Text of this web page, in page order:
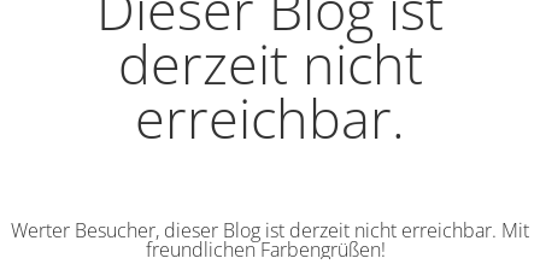
derzeit nicht
erreichbar.
Werter Besucher, dieser Blog ist derzeit nicht erreichbar. Mit
freundlichen Farbengrüßen!